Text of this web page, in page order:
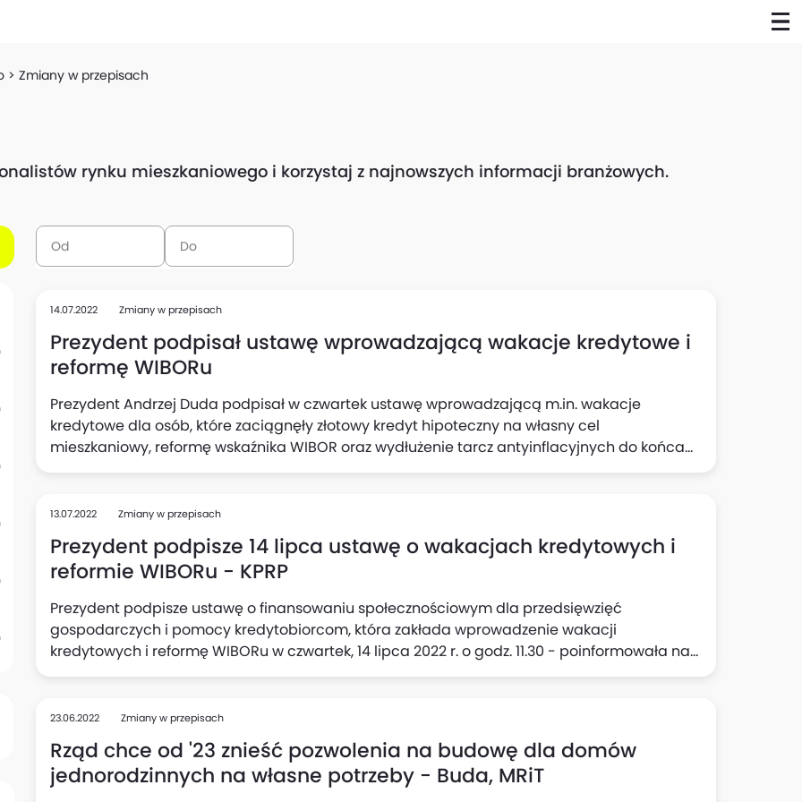
Zmiany w przepisach
rynku mieszkaniowego i korzystaj z najnowszych informacji branżowych.
14.07.2022 Zmiany w przepisach
Prezydent podpisał ustawę wprowadzającą wakacje kredytowe i
reformę WIBORu
Prezydent Andrzej Duda podpisał w czwartek ustawę wprowadzającą m.in. wakacje
kredytowe dla osób, które zaciągnęły złotowy kredyt hipoteczny na własny cel
mieszkaniowy, reformę wskaźnika WIBOR oraz wydłużenie tarcz antyinflacyjnych do końca
października br. Wakacje kredytowe pozwolą na zawieszenie spłaty kredytu hipotecznego
kwartale tego roku i po 1 miesiącu w każdym z czterech kwartałów przyszłego roku. Okres
kredytowania wydłuży się o liczbę miesięcy, kiedy skorzystało się z zawieszenia spłaty
kredytu.
13.07.2022 Zmiany w przepisach
Prezydent podpisze 14 lipca ustawę o wakacjach kredytowych i
reformie WIBORu - KPRP
Prezydent podpisze ustawę o finansowaniu społecznościowym dla przedsięwzięć
gospodarczych i pomocy kredytobiorcom, która zakłada wprowadzenie wakacji
kredytowych i reformę WIBORu w czwartek, 14 lipca 2022 r. o godz. 11.30 - poinformowała na
Twitterze Kancelaria Prezydenta.
23.06.2022 Zmiany w przepisach
Rząd chce od '23 znieść pozwolenia na budowę dla domów
jednorodzinnych na własne potrzeby - Buda, MRiT